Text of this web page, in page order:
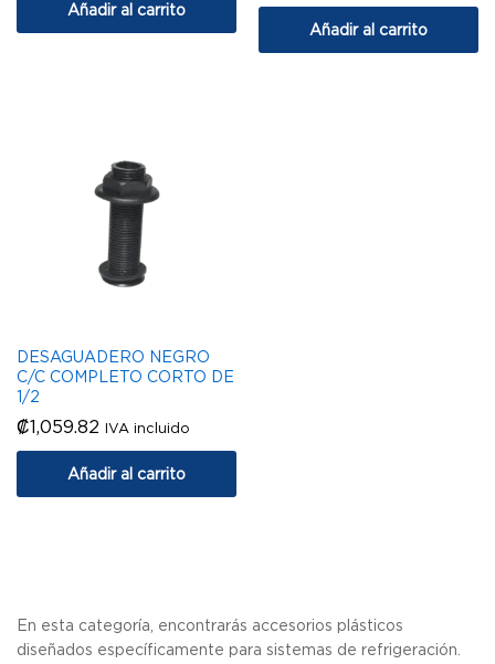
Añadir al carrito
Añadir al carrito
DESAGUADERO NEGRO
C/C COMPLETO CORTO DE
1/2
₡1,059.82 IVA incluido
Añadir al carrito
En esta categoría, encontrarás accesorios plásticos
diseñados específicamente para sistemas de refrigeración.